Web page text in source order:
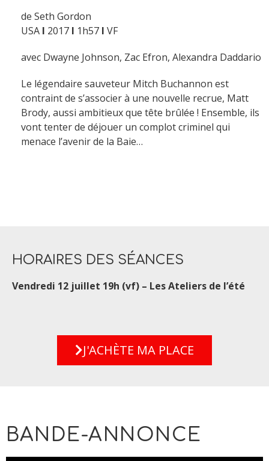
de Seth Gordon
USA I 2017 I 1h57 I VF
avec Dwayne Johnson, Zac Efron, Alexandra Daddario
Le légendaire sauveteur Mitch Buchannon est
contraint de s’associer à une nouvelle recrue, Matt
Brody, aussi ambitieux que tête brûlée ! Ensemble, ils
vont tenter de déjouer un complot criminel qui
menace l’avenir de la Baie…
HORAIRES DES SÉANCES
Vendredi 12 juillet 19h (vf) – Les Ateliers de l’été
J'ACHÈTE MA PLACE
BANDE-ANNONCE